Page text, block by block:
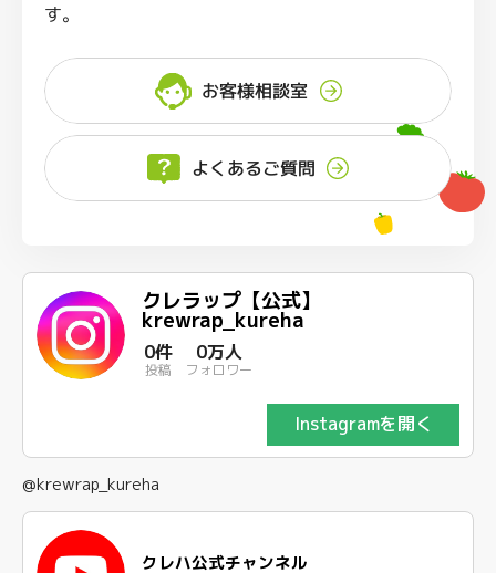
す。
お客様相談室
よくあるご質問
クレラップ【公式】
krewrap_kureha
0件
投稿
0万人
フォロワー
Instagramを開く
@krewrap_kureha
クレハ公式チャンネル